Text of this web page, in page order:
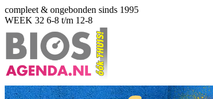
compleet & ongebonden sinds 1995
WEEK 32 6-8 t/m 12-8